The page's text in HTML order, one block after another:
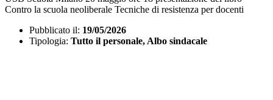
Contro la scuola neoliberale Tecniche di resistenza per docenti
Pubblicato il: 19/05/2026
Tipologia: Tutto il personale, Albo sindacale